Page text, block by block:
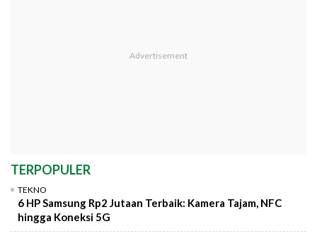
TERPOPULER
TEKNO
6 HP Samsung Rp2 Jutaan Terbaik: Kamera Tajam, NFC
hingga Koneksi 5G